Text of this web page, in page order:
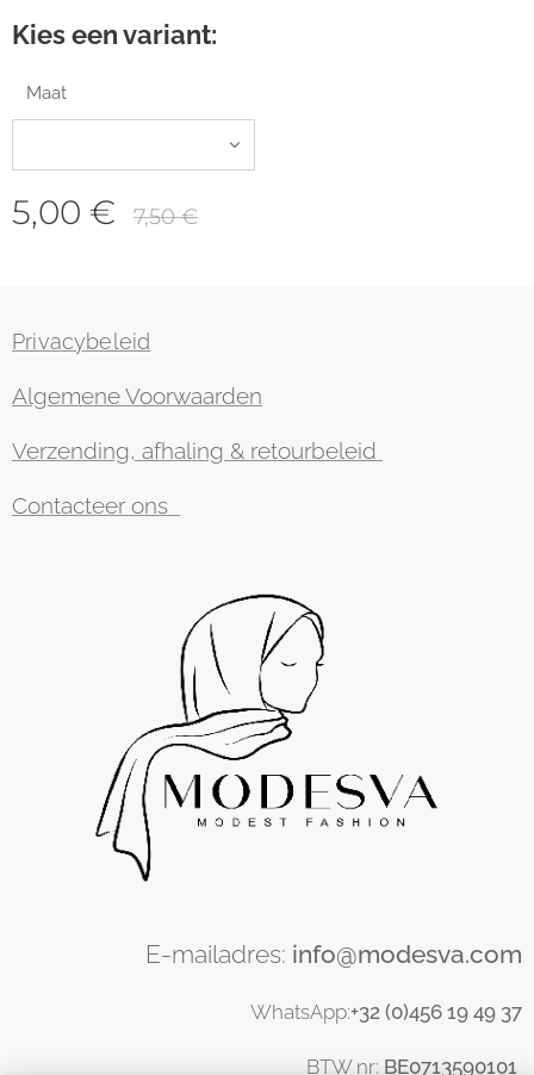
Kies een variant:
Maat
5,00 € 7,50€
Privacybeleid
Algemene Voorwaarden
Verzending, afhaling & retourbeleid
Contacteer ons
E-mailadres: info@modesva.com
WhatsApp:+32 (0)456 19 49 37
BTW nr: BE0713590101